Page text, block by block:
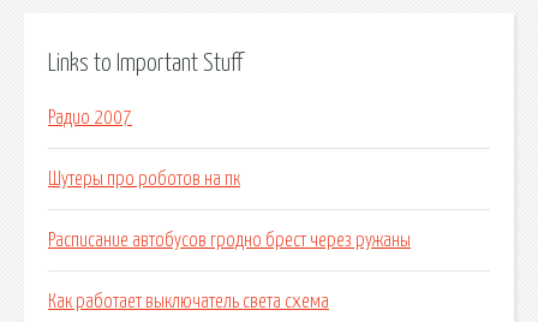
Links to Important Stuff
Радио 2007
Шутеры про роботов на пк
Расписание автобусов гродно брест через ружаны
Как работает выключатель света схема